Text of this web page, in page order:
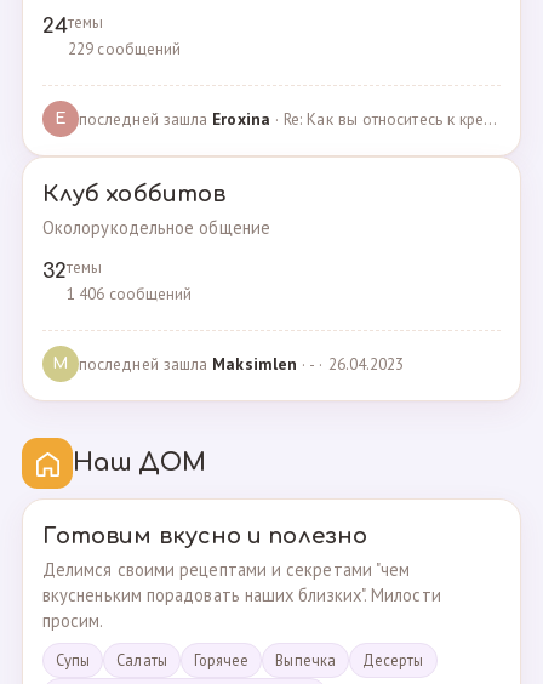
24темы
229 сообщений
E последней зашла Eroxina · Re: Как вы относитесь к кредитам? · 06.04.2025
Клуб хоббитов
Околорукодельное общение
32темы
1 406 сообщений
M последней зашла Maksimlen · - · 26.04.2023
Наш ДОМ
Готовим вкусно и полезно
Делимся своими рецептами и секретами "чем
вкусненьким порадовать наших близких". Милости
просим.
Супы Cалаты Горячее Выпечка
Десерты